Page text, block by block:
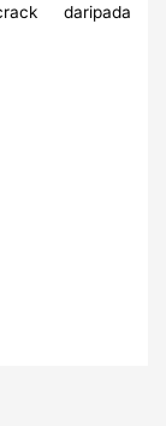
daripada